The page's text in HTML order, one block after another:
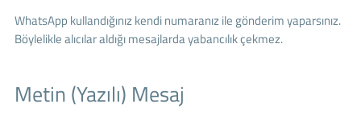
WhatsApp kullandığınız kendi numaranız ile gönderim yaparsınız.
Böylelikle alıcılar aldığı mesajlarda yabancılık çekmez.
Metin (Yazılı) Mesaj